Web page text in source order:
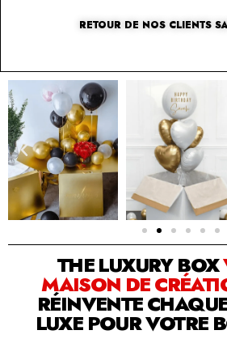
RETOUR DE NOS CLIENTS
SOLUTION PAR THE LUXURY
THE LUXURY BOX
MAISON DE
RÉINVENTE
LUXE POUR VOTRE